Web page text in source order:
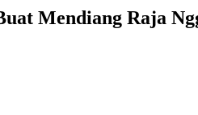
Mendiang Raja